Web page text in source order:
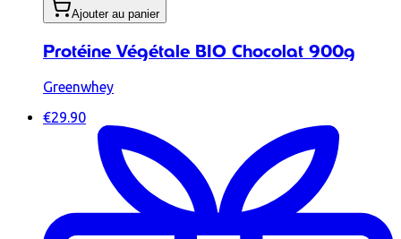
Ajouter au panier
Protéine Végétale BIO Chocolat 900g
Greenwhey
€29.90